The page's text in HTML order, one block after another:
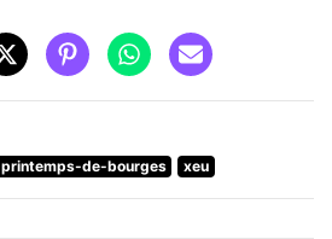
printemps-de-bourges xeu